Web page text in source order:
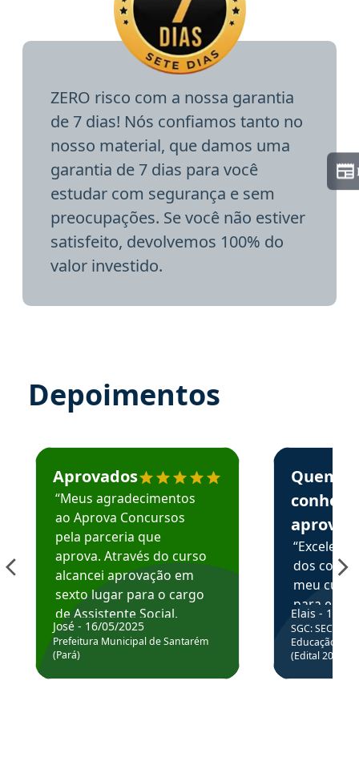
ZERO risco com a nossa garantia
de 7 dias! Nós confiamos tanto no
nosso material, que damos uma
garantia de 7 dias para você
estudar com segurança e sem
preocupações. Se você não estiver
satisfeito, devolvemos 100% do
valor investido.
Depoimentos
Estudante José recomenda o Aprova Concursos em
Aprovados
“Meus agradecimentos
ao Aprova Concursos
pela parceria que
aprova. Através do curso
alcancei aprovação em
sexto lugar para o cargo
de Assistente Social.
Hoje estou atuando na
Prefeitura de Santarém.
José - 16/05/2025
Prefeitura Municipal de Santarém
(Pará)
Estudante
Quem
aprova
dos
meu
para
colocar
através
de
Elais - 15/
SGC: SEC BA
Educação
(Edital